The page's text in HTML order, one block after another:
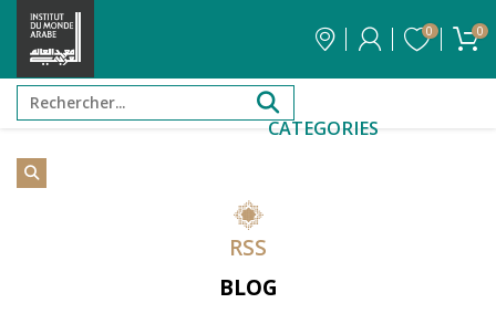
0 0
CATEGORIES
RSS
BLOG